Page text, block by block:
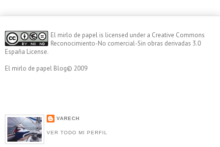
El mirlo de papel is licensed under a Creative Commons
Reconocimiento-No comercial-Sin obras derivadas 3.0
España License.
El mirlo de papel Blog© 2009
VARECH
VER TODO MI PERFIL